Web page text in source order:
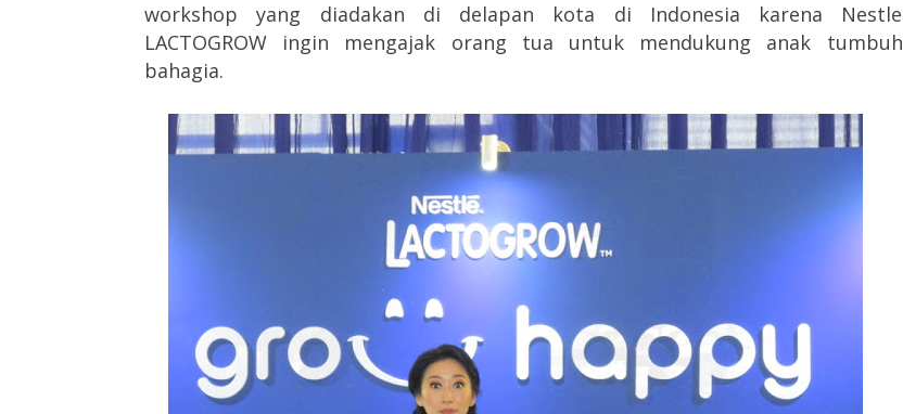
workshop yang diadakan di delapan kota di Indonesia karena Nestle
LACTOGROW ingin mengajak orang tua untuk mendukung anak tumbuh
bahagia.